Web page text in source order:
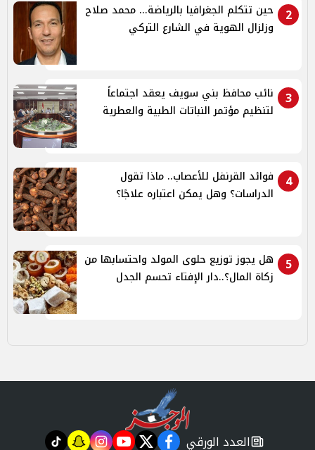
2
حين تتكلم الجغرافيا بالرياضة... محمد صلاح
وزلزال الهوية في الشارع التركي
3
نائب محافظ بني سويف يعقد اجتماعاً
لتنظيم مؤتمر النباتات الطبية والعطرية
4
فوائد القرنفل للأعصاب.. ماذا تقول
الدراسات؟ وهل يمكن اعتباره علاجًا؟
5
هل يجوز توزيع حلوى المولد واحتسابها من
زكاة المال؟..دار الإفتاء تحسم الجدل
العدد الورقي